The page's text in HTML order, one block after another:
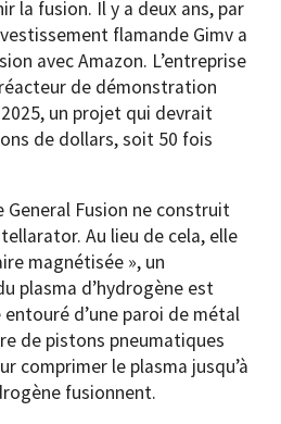
la fusion. Il y a deux ans, par
flamande Gimv a
avec Amazon. L’entreprise
de démonstration
un projet qui devrait
de dollars, soit 50 fois
Fusion ne construit
Au lieu de cela, elle
magnétisée », un
plasma d’hydrogène est
d’une paroi de métal
de pistons pneumatiques
comprimer le plasma jusqu’à
fusionnent.